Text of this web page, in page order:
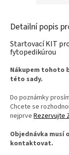
Detailní popis
Startovací KIT
fytopedikúrou
Nákupem tohoto
této sady.
Do poznámky
Chcete se
nejprve Rezervujte
Objednávka musí
kontaktovat.